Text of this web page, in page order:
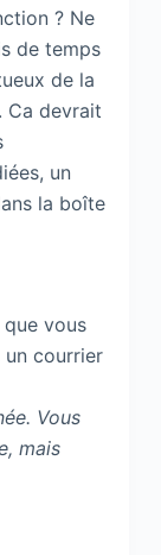
? Ne
de temps
de la
Ca devrait
un
la boîte
vous
un courrier
Vous
mais